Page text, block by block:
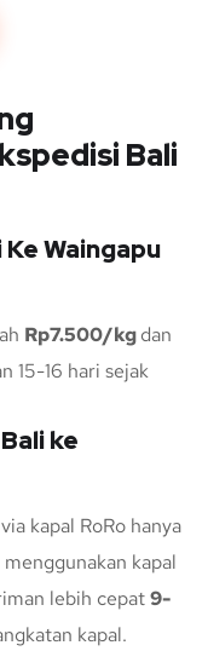
Bali
Waingapu
Rp7.500/kgdan
15-16 hari sejak
ke
kapal RoRo hanya
kapal
lebih cepat9-
kapal.